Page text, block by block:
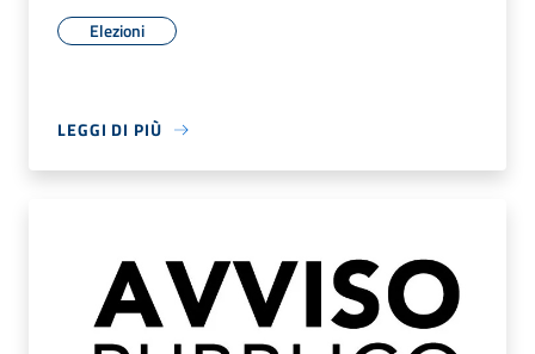
Elezioni
LEGGI DI PIÙ